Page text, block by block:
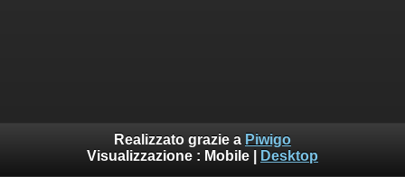
Realizzato grazie a Piwigo
Visualizzazione : Mobile Desktop